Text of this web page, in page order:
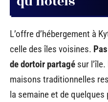
L’offre d’hébergement à
celle des îles voisines.
de dortoir partagé sur
maisons traditionnelles
la semaine et de